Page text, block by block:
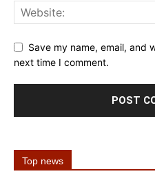
Save my name, email, and
next time I comment.
Top news